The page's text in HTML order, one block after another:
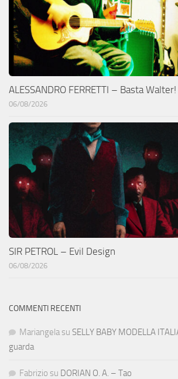
ALESSANDRO FERRETTI – Basta Walter!
06/08/2026
SIR PETROL – Evil Design
06/08/2026
COMMENTI RECENTI
Mariangela su SELLY BABY MODELLA
guarda
Fabrizio su DORIAN O. A. – Tao